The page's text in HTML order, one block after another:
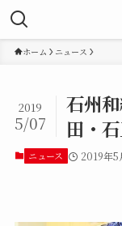
ホーム ニュース
石州
田・
2019
5/07
ニュース 2019年5